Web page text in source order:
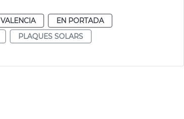
VALENCIA
EN PORTADA
PLAQUES SOLARS